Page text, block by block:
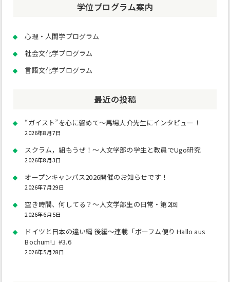
学位プログラム案内
心理・人間学プログラム
社会文化学プログラム
言語文化学プログラム
最近の投稿
“ガイスト”を心に留めて～馬場大介先生にインタビュー！
2026年8月7日
スクラム，組もうぜ！～人文学部の学生と教員でUgo研究
2026年8月3日
オープンキャンパス2026開催のお知らせです！
2026年7月29日
空き時間、何してる？～人文学部生の日常・第2回
2026年6月5日
ドイツと日本の違い編 後編～連載「ボーフム便り Hallo aus
Bochum!」#3.6
2026年5月28日